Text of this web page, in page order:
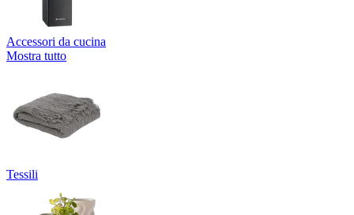
Accessori da cucina
Mostra tutto
Tessili